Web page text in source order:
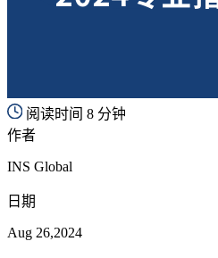
阅读时间 8 分钟
作者
INS Global
日期
Aug 26,2024